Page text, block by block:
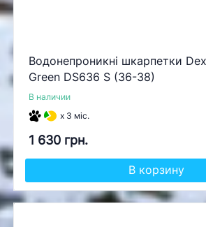
Водонепроникні шкарпетки
Green DS636 S (36-38)
В наличии
x 3 міс.
1 630 грн.
В корзину